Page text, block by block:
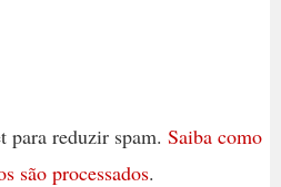
reduzir spam. Saiba como
são processados.